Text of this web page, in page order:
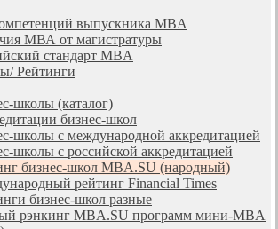
выпускника MBA
МВА от магистратуры
стандарт MBA
Рейтинги
школы (каталог)
бизнес-школ
школы с международной аккредитацией
школы с российской аккредитацией
бизнес-школ MBA.SU (народный)
рейтинг Financial Times
бизнес-школ разные
рэнкинг MBA.SU программ мини-MBA